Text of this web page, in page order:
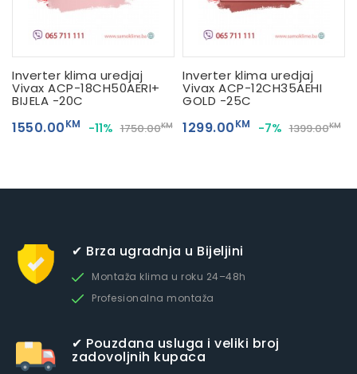
Inverter klima uredjaj
Vivax ACP-18CH50AERI+
BIJELA -20C
1550.00KM -11% 1750.00KM
Inverter klima uredjaj
Vivax ACP-12CH35AEHI
GOLD -25C
1299.00KM -7% 1399.00KM
✔ Brza ugradnja u Bijeljini
Montaža klima u roku 24–48h
Profesionalna montaža
✔ Pouzdana usluga i veliki broj
zadovoljnih kupaca